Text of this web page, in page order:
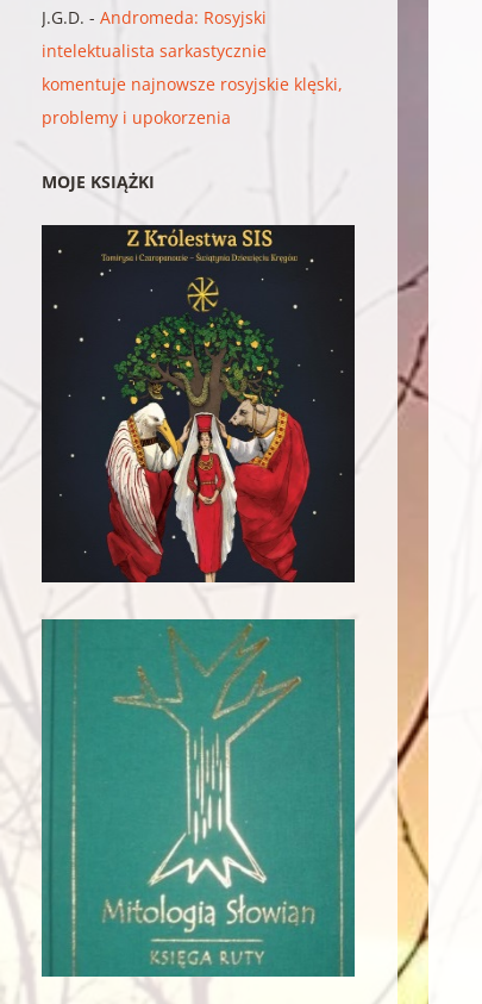
J.G.D. -Andromeda: Rosyjski
intelektualista sarkastycznie
komentuje najnowsze rosyjskie klęski,
problemy i upokorzenia
MOJE KSIĄŻKI